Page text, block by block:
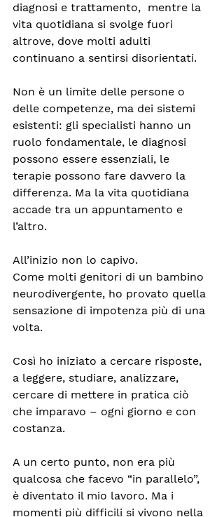
diagnosi e trattamento,  mentre la
vita quotidiana si svolge fuori
altrove, dove molti adulti
continuano a sentirsi disorientati.
Non è un limite delle persone o
delle competenze, ma dei sistemi
esistenti: gli specialisti hanno un
ruolo fondamentale, le diagnosi
possono essere essenziali, le
terapie possono fare davvero la
differenza. Ma la vita quotidiana
accade tra un appuntamento e
l’altro.
All’inizio non lo capivo.
Come molti genitori di un bambino
neurodivergente, ho provato quella
sensazione di impotenza più di una
volta.
Così ho iniziato a cercare risposte,
a leggere, studiare, analizzare,
cercare di mettere in pratica ciò
che imparavo – ogni giorno e con
costanza.
A un certo punto, non era più
qualcosa che facevo “in parallelo”,
è diventato il mio lavoro. Ma i
momenti più difficili si vivono nella